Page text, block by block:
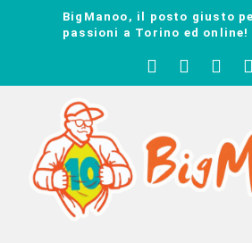
BigManoo, il posto giusto
passioni a Torino ed online!